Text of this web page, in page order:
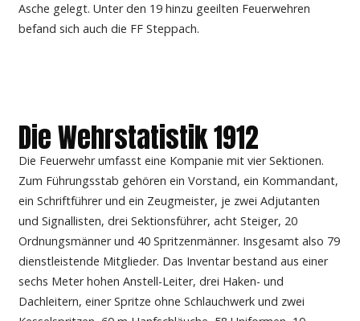
Asche gelegt. Unter den 19 hinzu geeilten Feuerwehren
befand sich auch die FF Steppach.
Die Wehrstatistik 1912
Die Feuerwehr umfasst eine Kompanie mit vier Sektionen.
Zum Führungsstab gehören ein Vorstand, ein Kommandant,
ein Schriftführer und ein Zeugmeister, je zwei Adjutanten
und Signallisten, drei Sektionsführer, acht Steiger, 20
Ordnungsmänner und 40 Spritzenmänner. Insgesamt also 79
dienstleistende Mitglieder. Das Inventar bestand aus einer
sechs Meter hohen Anstell-Leiter, drei Haken- und
Dachleitern, einer Spritze ohne Schlauchwerk und zwei